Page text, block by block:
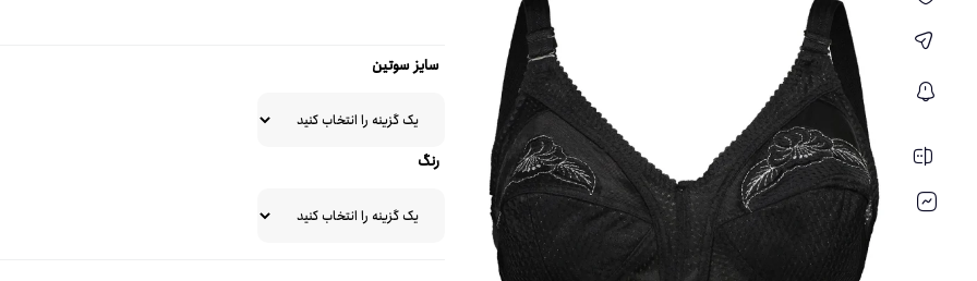
توری
بی بند
از جلو باز
برالت
تراینگل
پلانج
بیکینی
مایو
کاستوم
سایز سوتین
رنگ